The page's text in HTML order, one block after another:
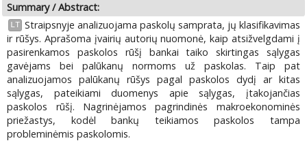
Summary / Abstract:
LT Straipsnyje analizuojama paskolų samprata, jų klasifikavimas
ir rūšys. Aprašoma įvairių autorių nuomonė, kaip atsižvelgdami į
pasirenkamos paskolos rūšį bankai taiko skirtingas sąlygas
gavėjams bei palūkanų normoms už paskolas. Taip pat
analizuojamos palūkanų rūšys pagal paskolos dydį ar kitas
sąlygas, pateikiami duomenys apie sąlygas, įtakojančias
paskolos rūšį. Nagrinėjamos pagrindinės makroekonominės
priežastys, kodėl bankų teikiamos paskolos tampa
probleminėmis paskolomis.